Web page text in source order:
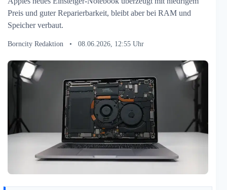
Preis und guter Reparierbarkeit, bleibt aber bei RAM und
Speicher verbaut.
Borncity Redaktion • 08.06.2026, 12:55 Uhr